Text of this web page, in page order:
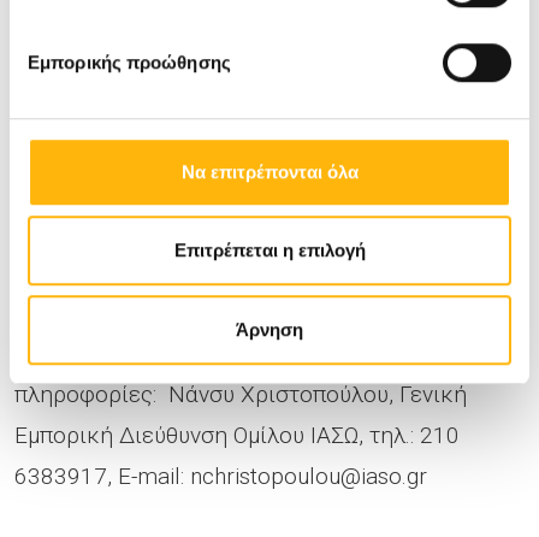
Εμπορικής προώθησης
Να επιτρέπονται όλα
Επιτρέπεται η επιλογή
Άρνηση
Παρασκευή, 07:00-15:00, στα τηλέφωνα 210-
Η προσφορά ισχύει για ραντεβού που θα
προγραμματιστούν έως και τις28 Απριλίου
πληροφορίες: Νάνσυ Χριστοπούλου, Γενική
Εμπορική Διεύθυνση Ομίλου ΙΑΣΩ, τηλ.: 210
6383917, E-mail: nchristopoulou@iaso.gr